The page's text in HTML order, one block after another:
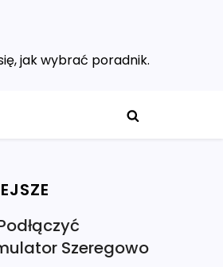
jak wybrać poradnik.
Szeregowo